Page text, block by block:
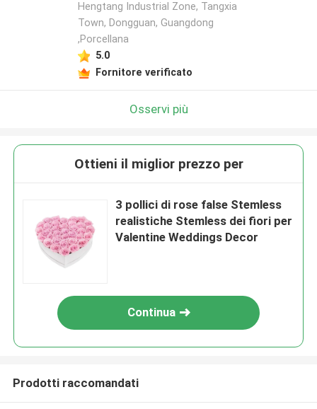
Hengtang Industrial Zone, Tangxia
Town, Dongguan, Guangdong
,Porcellana
5.0
Fornitore verificato
Osservi più
Ottieni il miglior prezzo per
3 pollici di rose false Stemless
realistiche Stemless dei fiori per
Valentine Weddings Decor
Continua
Prodotti raccomandati